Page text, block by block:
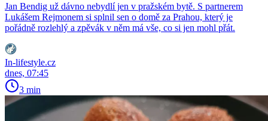
Jan Bendig už dávno nebydlí jen v pražském bytě. S partnerem
Lukášem Rejmonem si splnil sen o domě za Prahou, který je
pořádně rozlehlý a zpěvák v něm má vše, co si jen mohl přát.
In-lifestyle.cz
dnes, 07:45
3 min